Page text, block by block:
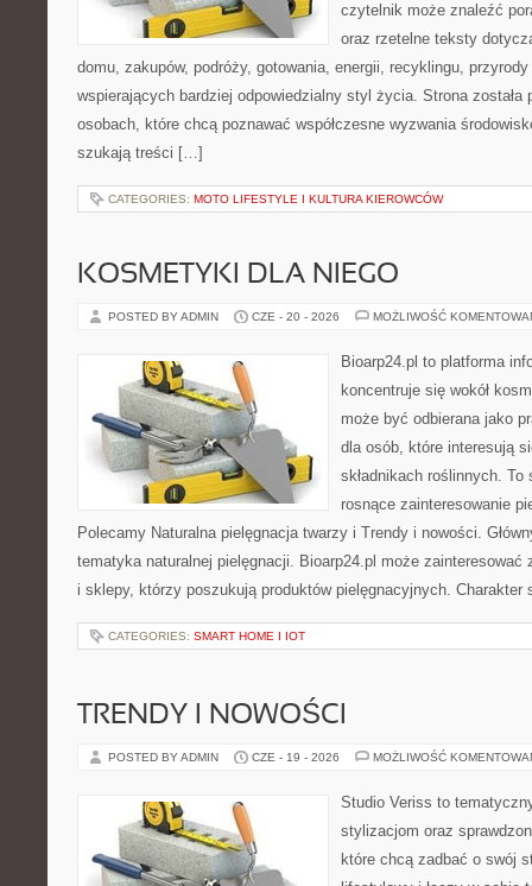
czytelnik może znaleźć
oraz rzetelne teksty
domu, zakupów, podróży, gotowania, energii, recyklingu,
wspierających bardziej odpowiedzialny styl życia. Strona została
osobach, które chcą poznawać współczesne wyzwania
szukają treści […]
CATEGORIES: MOTO LIFESTYLE I KULTURA KIEROWCÓW
KOSMETYKI DLA NIEGO
POSTED BY ADMIN CZE - 20 - 2026 MOŻLIWOŚĆ
Bioarp24.pl to platforma
koncentruje się wokół
może być odbierana jako
dla osób, które interesują
składnikach roślinnych.
rosnące zainteresowanie
Polecamy Naturalna pielęgnacja twarzy i Trendy i nowości.
tematyka naturalnej pielęgnacji. Bioarp24.pl może zainteresować
i sklepy, którzy poszukują produktów pielęgnacyjnych.
CATEGORIES: SMART HOME I IOT
TRENDY I NOWOŚCI
POSTED BY ADMIN CZE - 19 - 2026 MOŻLIWOŚĆ
Studio Veriss to
stylizacjom oraz
które chcą zadbać o swój